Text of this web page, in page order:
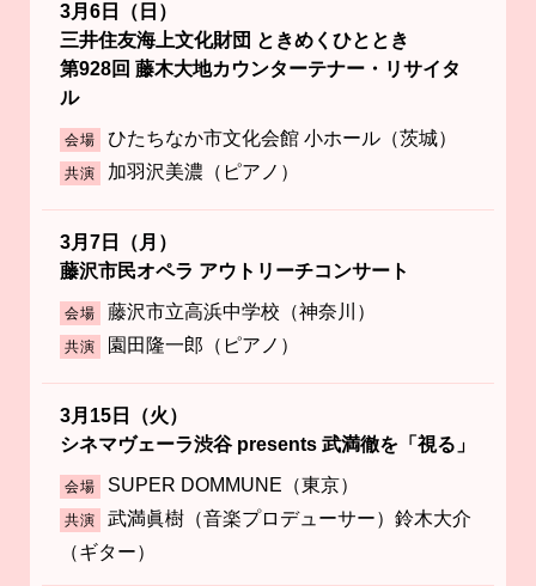
3月6日（日）
三井住友海上文化財団 ときめくひととき
第928回 藤木大地カウンターテナー・リサイタ
ル
会場 ひたちなか市文化会館 小ホール（茨城）
共演 加羽沢美濃（ピアノ）
3月7日（月）
藤沢市民オペラ アウトリーチコンサート
会場 藤沢市立高浜中学校（神奈川）
共演 園田隆一郎（ピアノ）
3月15日（火）
シネマヴェーラ渋谷 presents 武満徹を「視る」
会場 SUPER DOMMUNE（東京）
共演
武満眞樹（音楽プロデューサー）鈴木大介
（ギター）